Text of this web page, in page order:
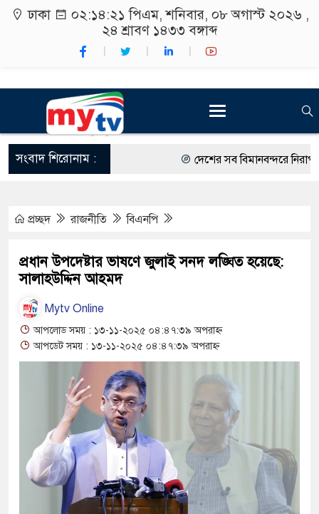
ঢাকা ০২:১৪:২২ পিএম, শনিবার, ০৮ অগাস্ট ২০২৬ ,
২৪ শ্রাবণ ১৪৩৩ বঙ্গাব্দ
সংবাদ শিরোনাম : দেশের সব বিমানবন্দরে নিরাপত্তা
শিক্ষার্থীদের সাথে উৎসবমুখর
কর্মসূচীর শুভসূচনা।
থাকায় বিক্রিতে নিষেধাজ্ঞা
‘গুলশানের চামেলি’তে ভিন্ন
যৌনকর্মীর দালাল চরিত্রে
সারজিস-পাটোয়ারীসহ ১০ জনের
প্রচ্ছদ রাজনীতি বিএনপি
প্রধান উপদেষ্টার ভাষণে জুলাই সনদ লঙ্ঘিত হয়েছে:
সালাহউদ্দিন আহমদ
Mytv Online
আপলোড সময় : ১৩-১১-২০২৫ ০৪:৪৭:৩৯ অপরাহ্ন
আপডেট সময় : ১৩-১১-২০২৫ ০৪:৪৭:৩৯ অপরাহ্ন